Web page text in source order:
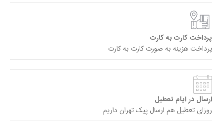
پرداخت کارت به کارت
پرداخت هزینه به صورت کارت به کارت
ارسال در ایام تعطیل
روزای تعطیل هم ارسال پیک تهران داریم